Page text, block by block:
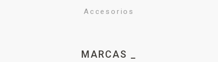
Accesorios
MARCAS _